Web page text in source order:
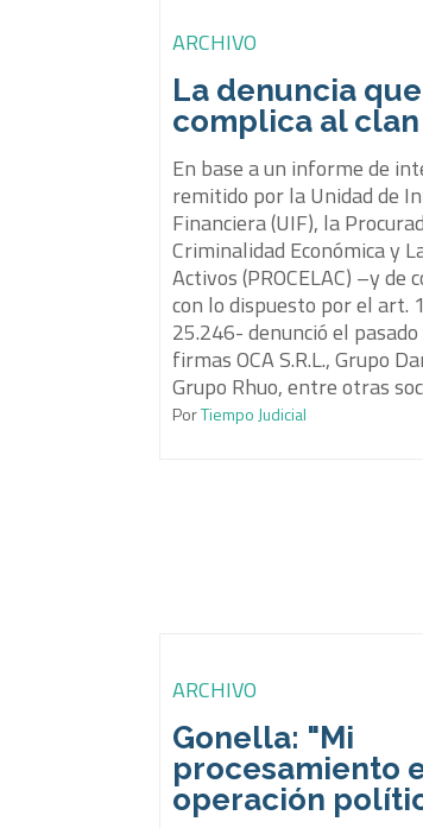
ARCHIVO
La denuncia que
complica al clan
En base a un informe de
remitido por la Unidad de
Financiera (UIF), la
Criminalidad Económica y
Activos (PROCELAC) –y de
con lo dispuesto por el art.
25.246- denunció el
firmas OCA S.R.L., Grupo
Grupo Rhuo, entre otras
PorTiempo Judicial
ARCHIVO
Gonella: "Mi
procesamiento
operación